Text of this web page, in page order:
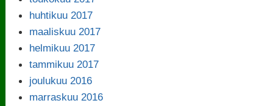
huhtikuu 2017
maaliskuu 2017
helmikuu 2017
tammikuu 2017
joulukuu 2016
marraskuu 2016